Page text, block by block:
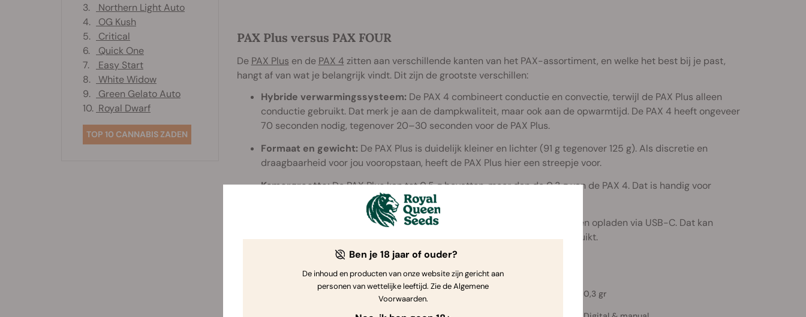
PAX Plus versus PAX FOUR
De PAX Plus en de PAX 4 zitten aan verschillende kanten van het PAX-assortiment, en welke het best bij je past,
hangt af van wat je belangrijk vindt. Dit zijn de grootste verschillen:
Hybride verwarmingssysteem: De PAX 4 combineert conductie en convectie, terwijl de PAX Plus alleen
conductie gebruikt. Dat merk je aan de dampkwaliteit, maar ook aan de opwarmtijd. De PAX 4 heeft ongeveer
70 seconden nodig, tegenover 20–30 seconden voor de PAX Plus.
Formaat en gewicht: De PAX Plus is duidelijk kleiner en lichter (91 g tegenover 125 g). Als discretie en
draagbaarheid voor jou vooropstaan, heeft de PAX Plus hier een streepje voor.
Kamergrootte:De PAX Plus kan tot 0,5 g bevatten, meer dan de 0,3 g van de PAX 4. Dat is handig voor
De PAX 4 heeft een grotere batterij van 2800 mAh en opladen via USB-C. Dat kan
belangrijk zijn als je langer onderweg bent of je verdamper intensief gebruikt.
PAX FOUR Vaporizer
Conductie & Convectie 0,3 gr
3.
Northern Light Auto
4.
OG Kush
5.
Critical
6.
Quick One
7.
Easy Start
8.
White Widow
9.
Green Gelato Auto
10. Royal Dwarf
TOP 10 CANNABIS ZADEN
Ben je 18 jaar of ouder?
De inhoud en producten van onze website zijn gericht aan
personen van wettelijke leeftijd. Zie de Algemene
Voorwaarden.